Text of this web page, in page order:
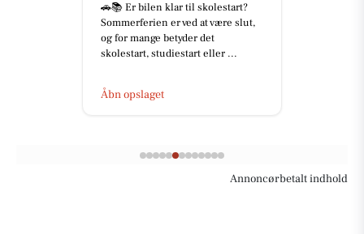
🚗📚 Er bilen klar til skolestart?
Sommerferien er ved at være slut,
og for mange betyder det
skolestart, studiestart eller ...
Åbn opslaget
Annoncørbetalt indhold